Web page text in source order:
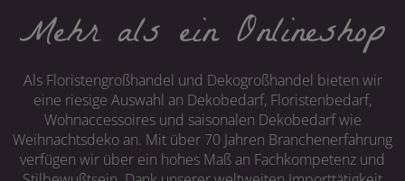
Mehr als ein Onlineshop
Als Floristengroßhandel und Dekogroßhandel bieten wir
eine riesige Auswahl an Dekobedarf, Floristenbedarf,
Wohnaccessoires und saisonalen Dekobedarf wie
Weihnachtsdeko an. Mit über 70 Jahren Branchenerfahrung
verfügen wir über ein hohes Maß an Fachkompetenz und